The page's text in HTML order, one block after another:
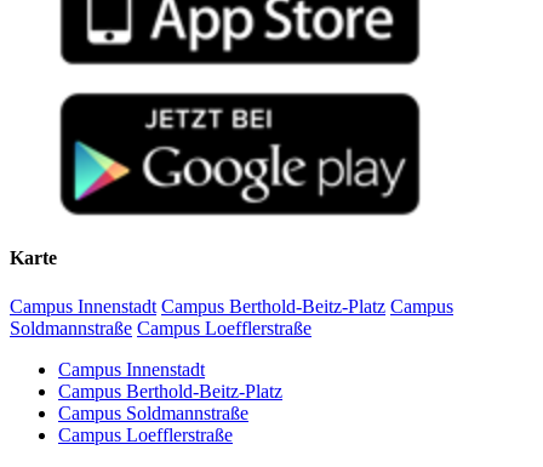
Karte
Campus Innenstadt Campus Berthold-Beitz-Platz Campus
Soldmannstraße Campus Loefflerstraße
Campus Innenstadt
Campus Berthold-Beitz-Platz
Campus Soldmannstraße
Campus Loefflerstraße